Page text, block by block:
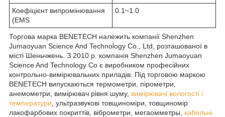
Коефіцієнт випромінювання
(EMS
0.1~1.0
Торгова марка BENETECH належить компанії Shenzhen
Jumaoyuan Science And Technology Co., Ltd, розташованої в
місті Шеньчжень. З 2010 р. компанія Shenzhen Jumaoyuan
Science And Technology Co є виробником професійних
контрольно-вимірювальних приладів. Під торговою маркою
BENETECH випускаються термометри, пірометри,
анемометри, вимірювач рівня шуму, вимірювачі вологості і
температури , ультразвукові товщиноміри, товщиномір
лакофарбових покриттів, віброметри, мегаомметры, кабельні